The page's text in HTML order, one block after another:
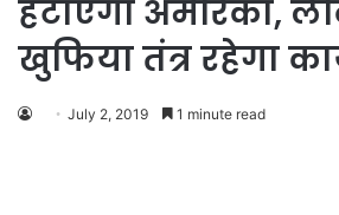
हटाएगा अमेरिका,
खुफिया तंत्र रहेगा
July 2, 2019 1 minute read